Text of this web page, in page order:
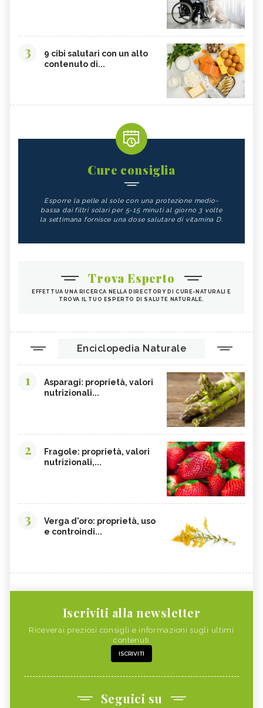
3
9 cibi salutari con un alto
contenuto di...
Cure consiglia
Esporre la pelle al sole con una protezione medio-
bassa dai filtri solari per 5-15 minuti al giorno 3 volte
la settimana fornisce una dose salutare di vitamina D.
Trova Esperto
EFFETTUA UNA RICERCA NELLA DIRECTORY DI CURE-NATURALI E
TROVA IL TUO ESPERTO DI SALUTE NATURALE.
Enciclopedia Naturale
1
Asparagi: proprietà, valori
nutrizionali...
2
Fragole: proprietà, valori
nutrizionali,...
3
Verga d'oro: proprietà, uso
e controindi...
Iscriviti alla newsletter
Riceverai preziosi consigli e informazioni sugli ultimi
contenuti
ISCRIVITI
Seguici su